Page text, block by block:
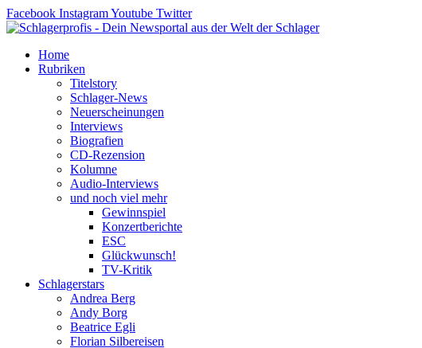
Zum
Inhalt
Facebook InstagramYoutube Twitter
Home
Rubriken
Titelstory
Schlager-News
Neuerscheinungen
Interviews
Biografien
CD-Rezension
Kolumne
Audio-Interviews
und noch viel mehr
Gewinnspiel
Konzertberichte
ESC
Glückwunsch!
TV-Kritik
Schlagerstars
Andrea Berg
Andy Borg
Beatrice Egli
Florian Silbereisen